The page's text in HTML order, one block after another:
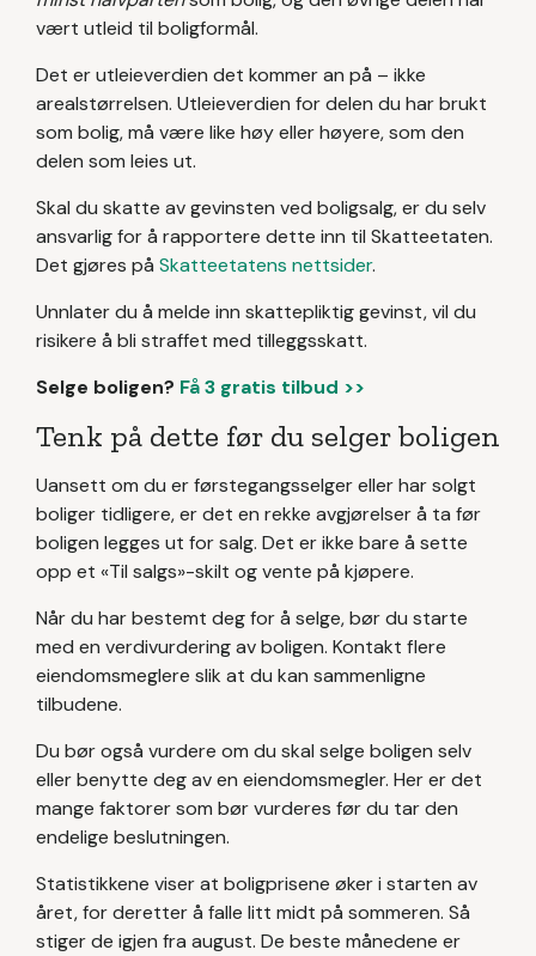
vært utleid til boligformål.
Det er utleieverdien det kommer an på – ikke
arealstørrelsen. Utleieverdien for delen du har brukt
som bolig, må være like høy eller høyere, som den
delen som leies ut.
Skal du skatte av gevinsten ved boligsalg, er du selv
ansvarlig for å rapportere dette inn til Skatteetaten.
Det gjøres på Skatteetatens nettsider.
Unnlater du å melde inn skattepliktig gevinst, vil du
risikere å bli straffet med tilleggsskatt.
Selge boligen? Få 3 gratis tilbud >>
Tenk på dette før du selger boligen
Uansett om du er førstegangsselger eller har solgt
boliger tidligere, er det en rekke avgjørelser å ta før
boligen legges ut for salg. Det er ikke bare å sette
opp et «Til salgs»-skilt og vente på kjøpere.
Når du har bestemt deg for å selge, bør du starte
med en verdivurdering av boligen. Kontakt flere
eiendomsmeglere slik at du kan sammenligne
tilbudene.
Du bør også vurdere om du skal selge boligen selv
eller benytte deg av en eiendomsmegler. Her er det
mange faktorer som bør vurderes før du tar den
endelige beslutningen.
Statistikkene viser at boligprisene øker i starten av
året, for deretter å falle litt midt på sommeren. Så
stiger de igjen fra august. De beste månedene er